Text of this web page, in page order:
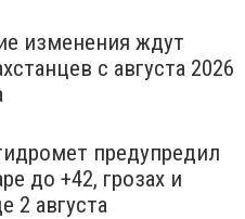
изменения ждут
с августа 2026
предупредил
до +42, грозах и
2 августа